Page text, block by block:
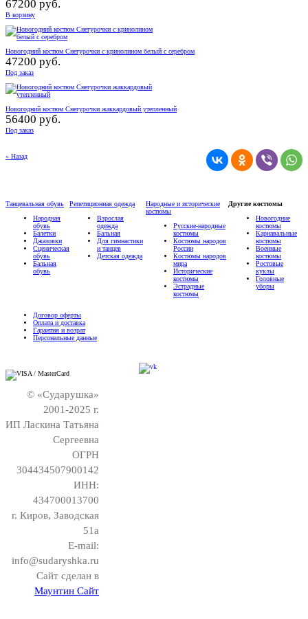
67200 руб.
В корзину
Новогодний костюм Снегурочки с кринолином белый с серебром
47200 руб.
Под заказ
Новогодний костюм Снегурочки жаккардовый утепленный
56400 руб.
Под заказ
« Назад
Танцевальная обувь
Народная
обувь
Балетки
Джазовки
Сценическая
обувь
Бальная
обувь
Репетиционная одежда
Взрослая
одежда
Бальная
Для гимнастики
и танцев
Детская одежда
Народные и исторические
костюмы
Русские-народные
костюмы
Костюмы народов
России
Костюмы народов
мира
Исторические
костюмы
Эстрадные
костюмы
Другие костюмы
Новогодние
костюмы
Карнавальные
костюмы
Военные
костюмы
Ростовые
куклы
Головные
уборы
Договор оферты
Оплата и доставка
Гарантия и возрат
Персональные данные
© «Сударушка»
2001-2025 г.
ИП Ласкина Татьяна
Сергеевна
ОГРН
304434507900142
ИНН:
434700013700
г. Киров, Заводская
51а
E-mail:
info@sudaryshka.ru
Сайт сделан в
Маунтин Сайт